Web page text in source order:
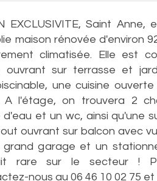
EXCLUSIVITE, Saint Anne,
maison rénovée d'environ
climatisée. Elle est
ouvrant sur terrasse et
une cuisine
l'étage, on trouvera 2
d'eau et un wc, ainsi qu'une
ouvrant sur balcon avec
grand garage et un
rare sur le secteur !
nous au 06 46 10 02 75